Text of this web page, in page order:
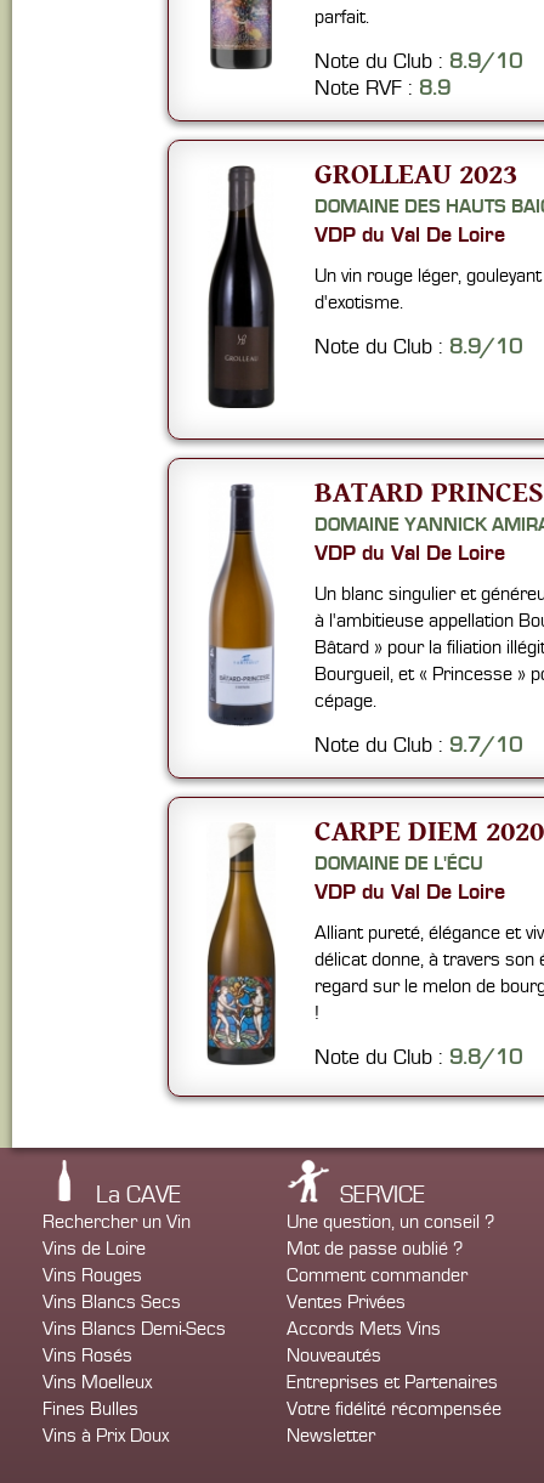
parfait.
Note du Club : 8.9/10
Note RVF : 8.9
GROLLEAU 2023
DOMAINE DES HAUTS
VDP du Val De Loire
Un vin rouge léger,
d'exotisme.
Note du Club : 8.9/10
BATARD
DOMAINE YANNICK
VDP du Val De Loire
Un blanc singulier et
à l'ambitieuse appellation
Bâtard » pour la filiation
Bourgueil, et « Princesse »
cépage.
Note du Club : 9.7/10
CARPE DIEM 2020
DOMAINE DE L'ÉCU
VDP du Val De Loire
Alliant pureté, élégance et
délicat donne, à travers son
regard sur le melon de
!
Note du Club : 9.8/10
La CAVE
Rechercher un Vin
Vins de Loire
Vins Rouges
Vins Blancs Secs
Vins Blancs Demi-Secs
Vins Rosés
Vins Moelleux
Fines Bulles
Vins à Prix Doux
SERVICE
Une question, un conseil ?
Mot de passe oublié ?
Comment commander
Ventes Privées
Accords Mets Vins
Nouveautés
Entreprises et Partenaires
Votre fidélité récompensée
Newsletter